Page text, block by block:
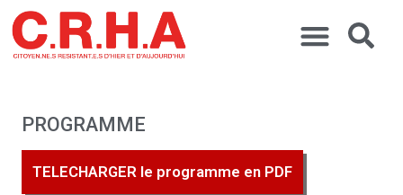
PROGRAMME
TELECHARGER le programme en PDF